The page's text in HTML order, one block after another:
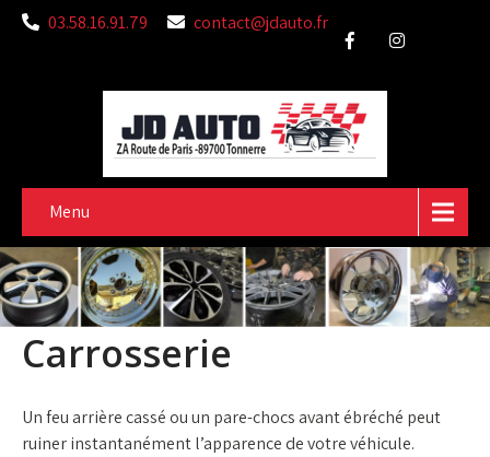
03.58.16.91.79 contact@jdauto.fr
Menu
Carrosserie
Un feu arrière cassé ou un pare-chocs avant ébréché peut
ruiner instantanément l’apparence de votre véhicule.